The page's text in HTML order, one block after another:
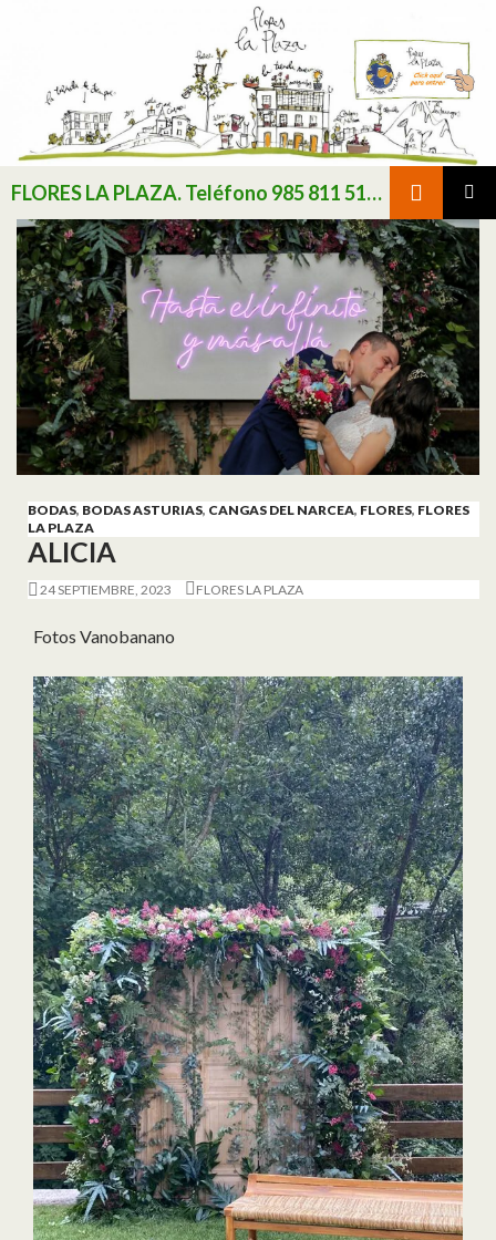
FLORES LA PLAZA. Teléfono 985 811 511 / Consultar existencias de flor y planta natural antes de realizar pedido
MENÚ
BODAS, BODAS ASTURIAS, CANGAS DEL NARCEA, FLORES, FLORES
LA PLAZA
ALICIA
24 SEPTIEMBRE, 2023 FLORES LA PLAZA
Fotos Vanobanano